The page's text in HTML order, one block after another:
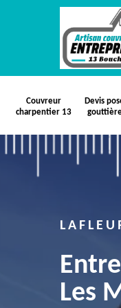
Couvreur
charpentier 13
Devis
Les